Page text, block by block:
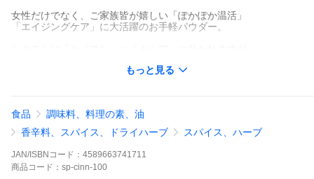
女性だけでなく、ご家族皆が嬉しい「ぽかぽか温活」
「エイジングケア」に大活躍のお手軽パウダー。
爽やかで上品な味わいの「セイロン」。
「はちみつ×シナモン」の組み合わせが話題沸騰中！
【商品スペック】
学名：Cinnamomum verum
科名：クスノキ科
抽出部：樹皮
もっと見る
食品
調味料、料理の素、油
香辛料、スパイス、ドライハーブ
スパイス、ハーブ
JAN/ISBNコード： 4589663741711
商品 コード： sp-cinn-100